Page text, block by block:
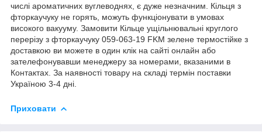
числі ароматичних вуглеводнях, є дуже незначним. Кільця з
фторкаучуку не горять, можуть функціонувати в умовах
високого вакууму. Замовити Кільце ущільнювальні круглого
перерізу з фторкаучуку 059-063-19 FKM зелене термостійке з
доставкою ви можете в один клік на сайті онлайн або
зателефонувавши менеджеру за номерами, вказаними в
Контактах. За наявності товару на складі термін поставки
Україною 3-4 дні.
Приховати